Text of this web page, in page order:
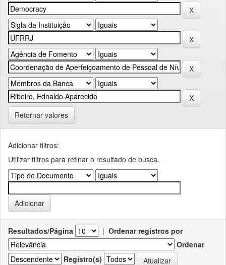
Retornar valores
Adicionar filtros:
Utilizar filtros para refinar o resultado de busca.
Resultados/Página | Ordenar registros por
Ordenar
Registro(s)